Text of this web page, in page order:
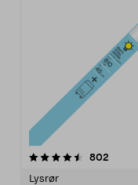
802
Lysrør
4.5 av 5 stjerner